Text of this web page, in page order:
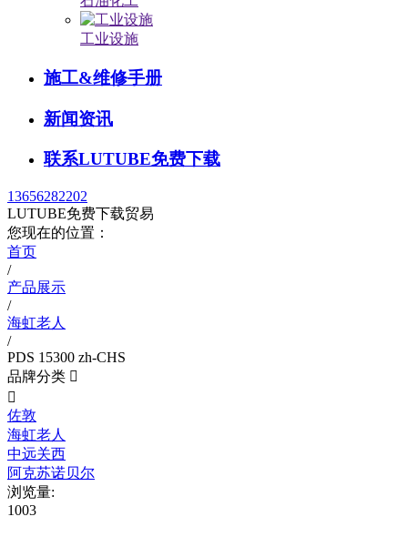
工业设施
施工&维修手册
新闻资讯
联系LUTUBE免费下载
13656282202
LUTUBE免费下载贸易
您现在的位置：
首页
/
产品展示
/
海虹老人
/
PDS 15300 zh-CHS
品牌分类 

佐敦
海虹老人
中远关西
阿克苏诺贝尔
浏览量:
1003